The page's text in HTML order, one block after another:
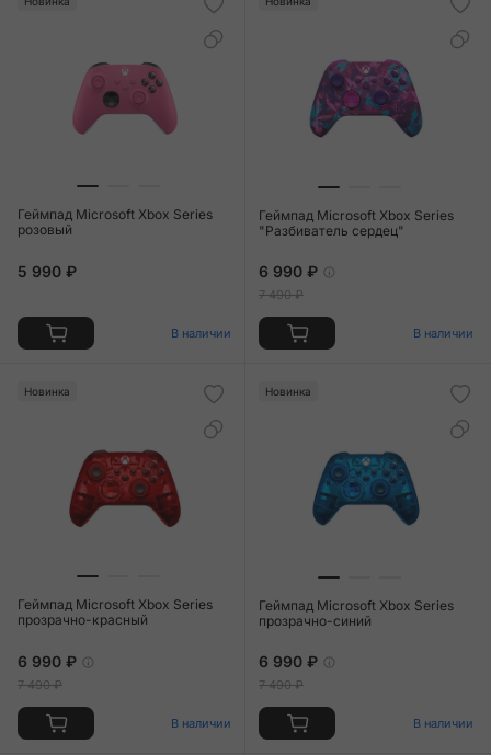
Геймпад Microsoft Xbox Series
розовый
5 990 ₽
В наличии
Геймпад Microsoft Xbox Series
"Разбиватель сердец"
6 990 ₽
7 490 ₽
В наличии
Новинка
Геймпад Microsoft Xbox Series
прозрачно-красный
6 990 ₽
7 490 ₽
В наличии
Новинка
Геймпад Microsoft Xbox Series
прозрачно-синий
6 990 ₽
7 490 ₽
В наличии